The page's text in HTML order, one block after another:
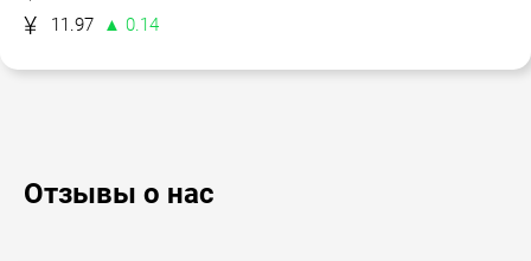
11.97
▲ 0.14
Отзывы о нас